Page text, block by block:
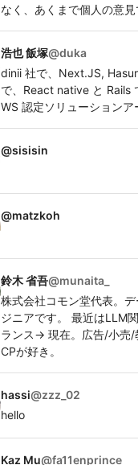
なく、あくまで個人の意見
浩也 飯塚@duka
dinii 社で、Next.JS,
で、React native と Rails
WS 認定ソリューションア
@sisisin
@matzkoh
鈴木 省吾@munaita_
株式会社コモン堂代表。
ジニアです。 最近はLLM
ランス→ 現在。広告/小売/
CPが好き。
hassi@zzz_02
hello
Kaz Mu@fa11enprince